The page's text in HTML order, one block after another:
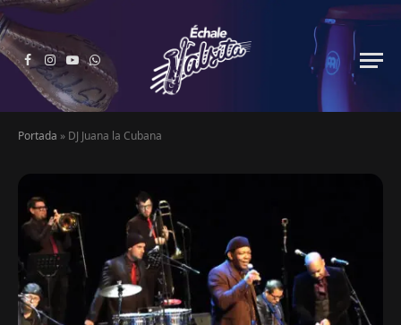
Facebook
Instagram
YouTubeWhatsApp
Portada » DJ Juana la Cubana